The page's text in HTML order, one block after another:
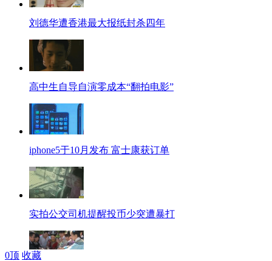
刘德华遭香港最大报纸封杀四年
高中生自导自演零成本“翻拍电影”
iphone5于10月发布 富士康获订单
实拍公交司机提醒投币少突遭暴打
0顶 收藏